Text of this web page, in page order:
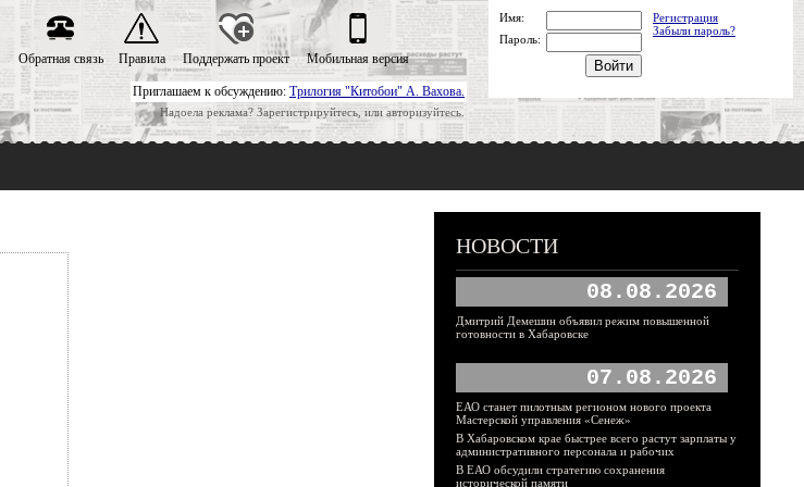
Приглашаем к обсуждению: Трилогия "Китобои" А. Вахова.
Надоела реклама? Зарегистрируйтесь, или авторизуйтесь.
Обратная связь Правила Поддержать проект Мобильная версия
Имя:
Регистрация
Забыли пароль?
Пароль:
НОВОСТИ
08.08.2026
Дмитрий Демешин объявил режим повышенной
готовности в Хабаровске
07.08.2026
ЕАО станет пилотным регионом нового проекта
Мастерской управления «Сенеж»
В Хабаровском крае быстрее всего растут зарплаты у
административного персонала и рабочих
В ЕАО обсудили стратегию сохранения
исторической памяти